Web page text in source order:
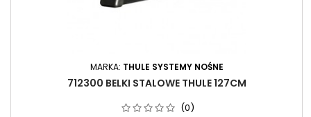
MARKA: THULE SYSTEMY NOŚNE
712300 BELKI STALOWE THULE 127CM
(0)